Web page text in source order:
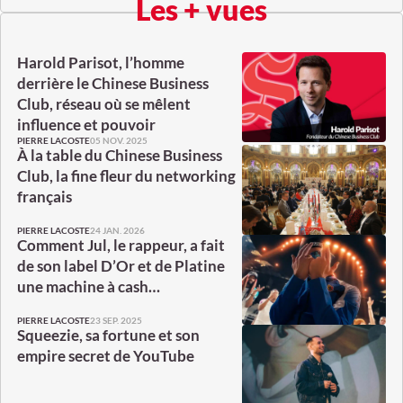
Les + vues
Harold Parisot, l’homme
derrière le Chinese Business
Club, réseau où se mêlent
influence et pouvoir
PIERRE LACOSTE05 NOV. 2025
À la table du Chinese Business
Club, la fine fleur du networking
français
PIERRE LACOSTE24 JAN. 2026
Comment Jul, le rappeur, a fait
de son label D’Or et de Platine
une machine à cash…
PIERRE LACOSTE23 SEP. 2025
Squeezie, sa fortune et son
empire secret de YouTube